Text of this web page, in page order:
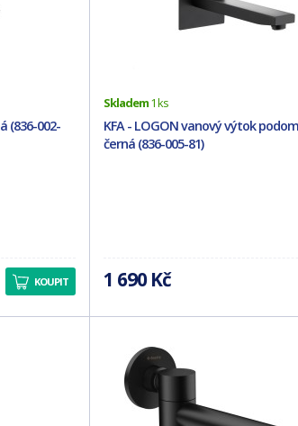
(836-002-
KOUPIT
Skladem1 ks
KFA - LOGON vanový výtok
černá (836-005-81)
1 690 Kč